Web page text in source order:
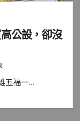
公設，卻沒
五福一...